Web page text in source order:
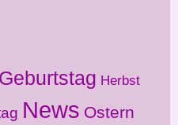
Geburtstag Herbst
News Ostern